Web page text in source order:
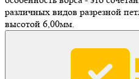
различных видов разрезной
высотой 6,00мм.